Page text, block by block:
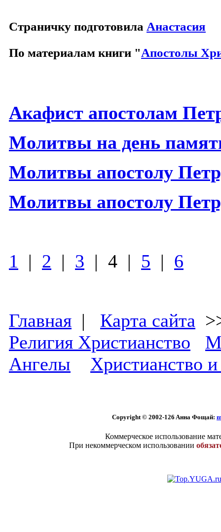
Страничку подготовила Анастасия
По материалам книги "Апостолы
Акафист апостолам
Молитвы на день
Молитвы апостолу
Молитвы апостолу
1 | 2 | 3 | 4 | 5 | 6
Главная | Карта сайта
Религия Христианство
Ангелы
Христианство и
Copyright © 2002-126 Aннa Фoщaй:
Коммерческое использование
При некоммерческом использовании